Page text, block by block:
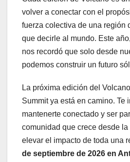
volver a conectar con el
fuerza colectiva de una región
que decirle al mundo. Este año,
nos recordó que solo desde
podemos construir un futuro
La próxima edición del
Summit ya está en camino. Te
mantenerte conectado y ser
comunidad que crece desde
elevar el impacto de toda una
de septiembre de 2026 en